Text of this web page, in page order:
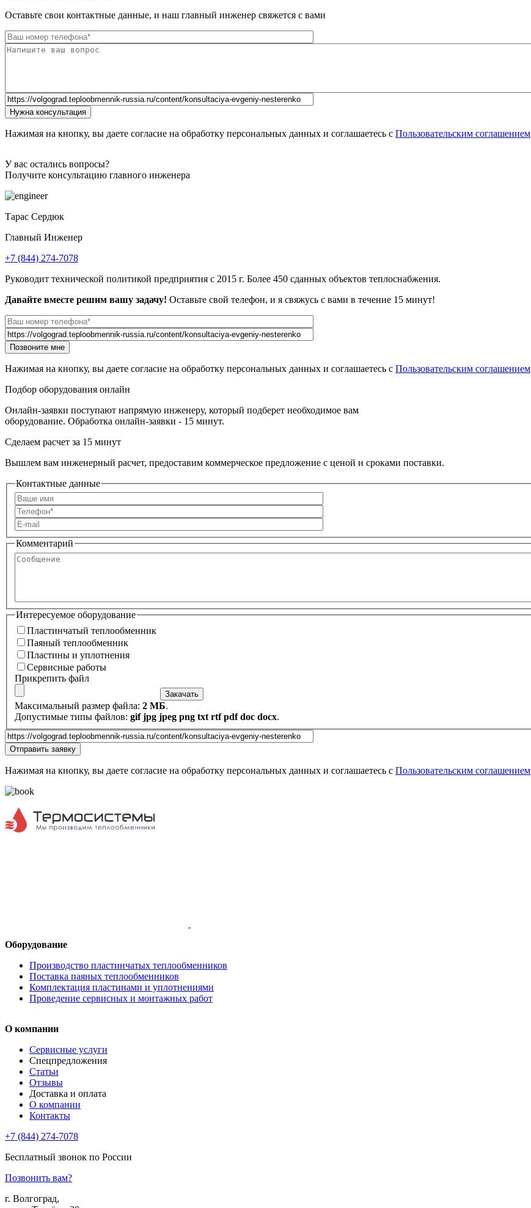
Оставьте свои контактные данные, и наш главный инженер свяжется с вами
Комментарий
Website
URL
Нужна консультация
Нажимая на кнопку, вы даете согласие на обработку персональных данных и соглашаетесь с Пользовательским соглашением
У вас остались вопросы?
Получите консультацию главного инженера
Тарас Сердюк
Главный Инженер
+7 (844) 274-7078
Руководит технической политикой предприятия с 2015 г. Более 450 сданных объектов теплоснабжения.
Давайте вместе решим вашу задачу! Оставьте свой телефон, и я свяжусь с вами в течение 15 минут!
Website
URL
Позвоните мне
Нажимая на кнопку, вы даете согласие на обработку персональных данных и соглашаетесь с Пользовательским соглашением
Подбор оборудования онлайн
Онлайн-заявки поступают напрямую инженеру, который подберет необходимое вам
оборудование. Обработка онлайн-заявки - 15 минут.
Сделаем расчет за 15 минут
Вышлем вам инженерный расчет, предоставим коммерческое предложение с ценой и сроками поставки.
Контактные данные
Комментарий
Сообщение
Интересуемое оборудование
Пластинчатый теплообменник
Пластинчатый теплообменник
Паяный теплообменник
Паяный теплообменник
Пластины и уплотнения
Пластины и уплотнения
Сервисные работы
Сервисные работы
Прикрепить файл
Закачать
Максимальный размер файла: 2 МБ.
Допустимые типы файлов: gif jpg jpeg png txt rtf pdf doc docx.
Website
URL
Отправить заявку
Нажимая на кнопку, вы даете согласие на обработку персональных данных и соглашаетесь с Пользовательским соглашением
Оборудование
Производство пластинчатых теплообменников
Поставка паяных теплообменников
Комплектация пластинами и уплотнениями
Проведение сервисных и монтажных работ
О компании
Сервисные услуги
Спецпредложения
Статьи
Отзывы
Доставка и оплата
О компании
Контакты
+7 (844) 274-7078
Бесплатный звонок по России
Позвонить вам?
г. Волгоград,